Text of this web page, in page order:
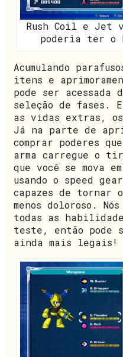
Rush Coil e Jet
poderia ter o
Acumulando
itens e
pode ser
seleção de fases.
as vidas extras,
Já na parte de
comprar poderes
arma carregue o
que você se mova
usando o speed
capazes de tornar o
menos doloroso.
todas as
teste, então pode
ainda mais legais!